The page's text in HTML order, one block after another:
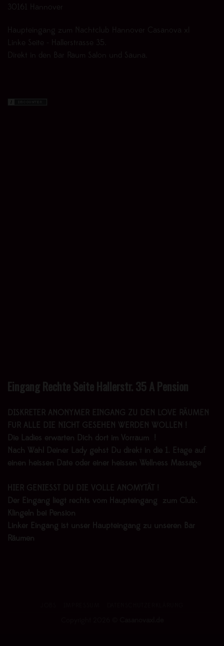
30161 Hannover
Haupteingang zum Nachtclub Hannover Casanova xl
Linke Seite - Hallerstrasse 35.
Direkt in den Bar Raum Salon und Sauna.
Eingang Rechte Seite Hallerstr. 35 A Pension
DISKRETER ANONYMER EINGANG ZU DEN LOVE RÄUMEN
FÜR ALLE DIE NICHT GESEHEN WERDEN WOLLEN !
Die Ladies erwarten Dich dort im Vorraum !
Nach Wahl Deiner Lady gehst Du direkt in die 1. Etage auf
einen heissen Date oder einer heissen Wellness Massage
HIER GENIESST DU DIE VOLLE ANOMYTÄT !
Der Eingang liegt rechts vom Haupteingang zum Club.
Klingeln bei Pension
Linker Eingang ist unser Haupteingang zu unseren Bar
Räumen